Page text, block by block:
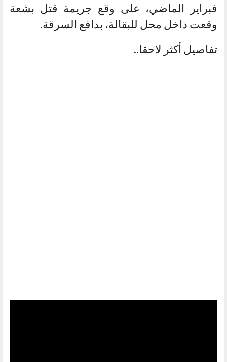
فبراير الماضي، على وقع جريمة قتل بشعة
وقعت داخل محل للبقالة، بدافع السرقة.
تفاصيل أكثر لاحقا..